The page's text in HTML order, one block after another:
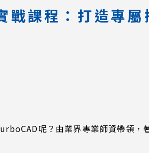
程：打造專屬
呢？由業界專業師資帶領，